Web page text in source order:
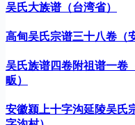
吴氏大族谱（台湾省）
高甸吴氏宗谱三十八卷（
吴氏族谱四卷附祖谱一卷
畈）
安徽颍上十字沟延陵吴氏